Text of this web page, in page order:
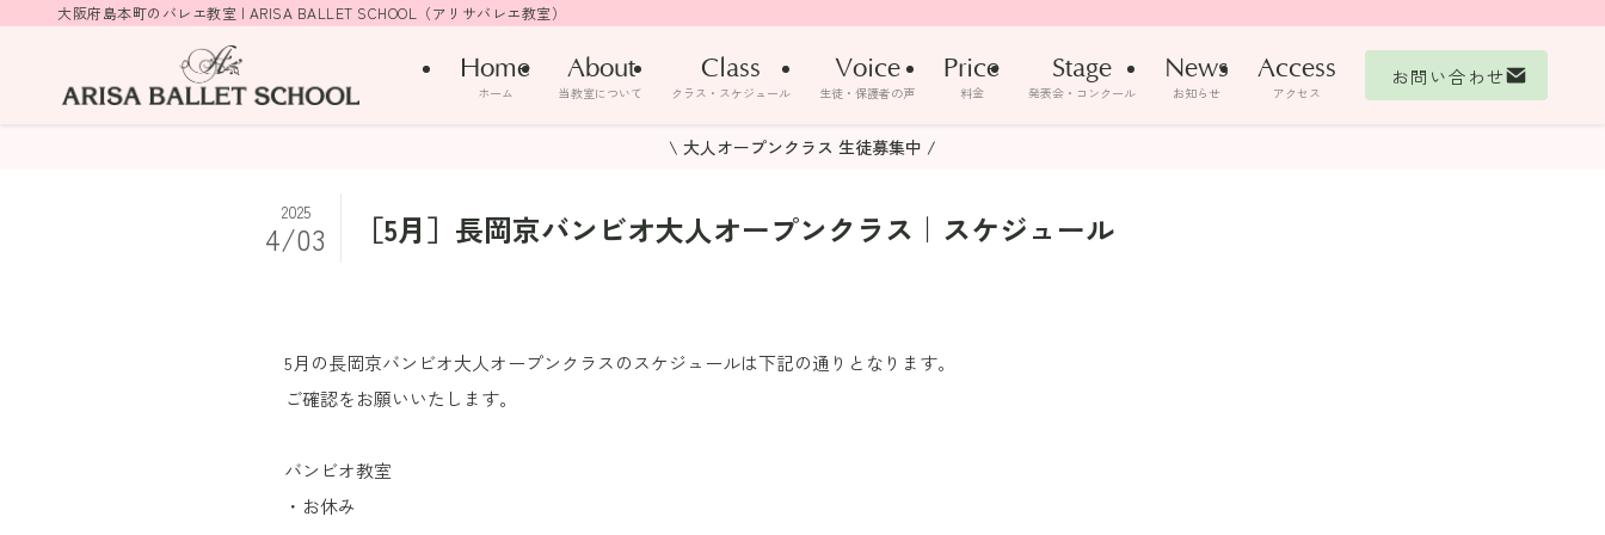
大阪府島本町のバレエ教室 | ARISA BALLET SCHOOL（アリサバレエ教室）
Home
ホーム
About
当教室について
Class
クラス・スケジュール
Voice
生徒・保護者の声
Price
料金
Stage
発表会・コンクール
News
お知らせ
Access
アクセス
お問い合わせ
\ 大人オープンクラス 生徒募集中 /
［5月］長岡京バンビオ大人オープンクラス｜スケジュール
2025
4/03
5月の長岡京バンビオ大人オープンクラスのスケジュールは下記の通りとなります。
ご確認をお願いいたします。
バンビオ教室
・お休み